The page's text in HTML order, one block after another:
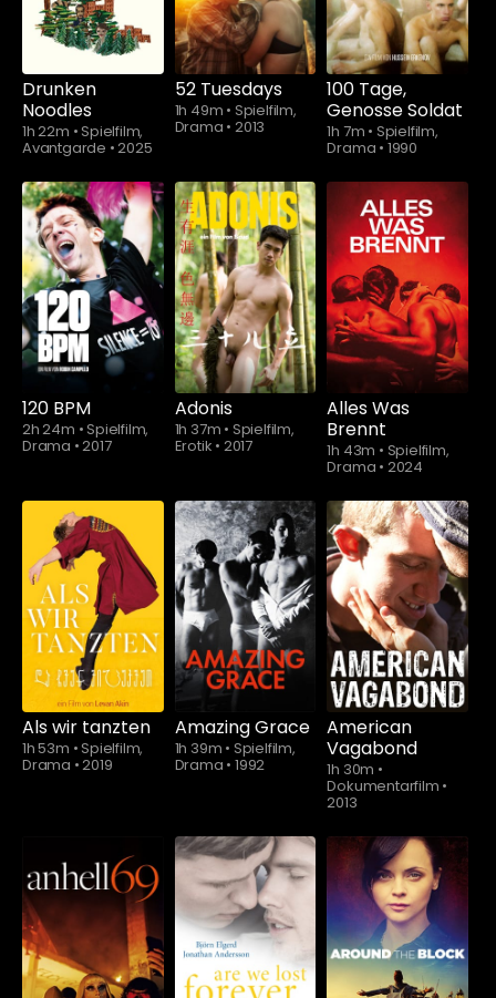
Drunken
Noodles
1h 22m • Spielfilm,
Avantgarde •2025
52 Tuesdays
1h 49m • Spielfilm,
Drama • 2013
100 Tage,
Genosse Soldat
1h 7m • Spielfilm,
Drama • 1990
Schauen Sie
ab $5.90
120 BPM
2h 24m • Spielfilm,
Drama •2017
Adonis
1h 37m • Spielfilm,
Erotik • 2017
Schauen Sie
ab$5.90
Alles Was
Brennt
1h 43m • Spielfilm,
Drama • 2024
Schauen Sie
ab $5.90
Als wir tanzten
1h 53m • Spielfilm,
Drama •2019
Schauen Sie
ab$5.90
Amazing Grace
1h 39m • Spielfilm,
Drama • 1992
American
Vagabond
1h 30m •
Dokumentarfilm •
2013
Schauen Sie
ab$5.90